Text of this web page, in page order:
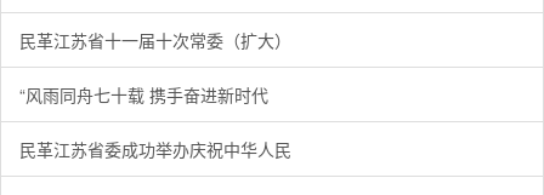
民革江苏省十一届十次常委（扩大）
“风雨同舟七十载 携手奋进新时代
民革江苏省委成功举办庆祝中华人民